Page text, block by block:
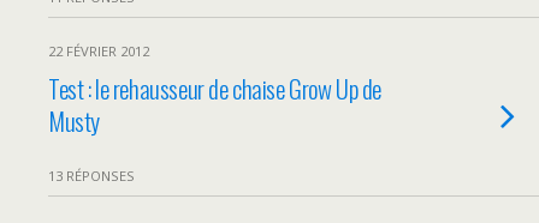
22 FÉVRIER 2012
Test : le rehausseur de chaise Grow Up de
Musty
13 RÉPONSES